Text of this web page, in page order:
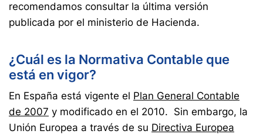
recomendamos consultar la última versión
publicada por el ministerio de Hacienda.
¿Cuál es la Normativa Contable que
está en vigor?
En España está vigente el Plan General Contable
de 2007 y modificado en el 2010. Sin embargo, la
Unión Europea a través de su Directiva Europea